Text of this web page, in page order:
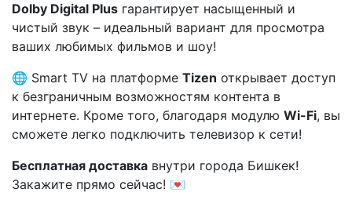
Dolby Digital Plus гарантирует насыщенный и
чистый звук – идеальный вариант для просмотра
ваших любимых фильмов и шоу!
🌐 Smart TV на платформе Tizen открывает доступ
к безграничным возможностям контента в
интернете. Кроме того, благодаря модулю Wi-Fi, вы
сможете легко подключить телевизор к сети!
Бесплатная доставка внутри города Бишкек!
Закажите прямо сейчас! 💌